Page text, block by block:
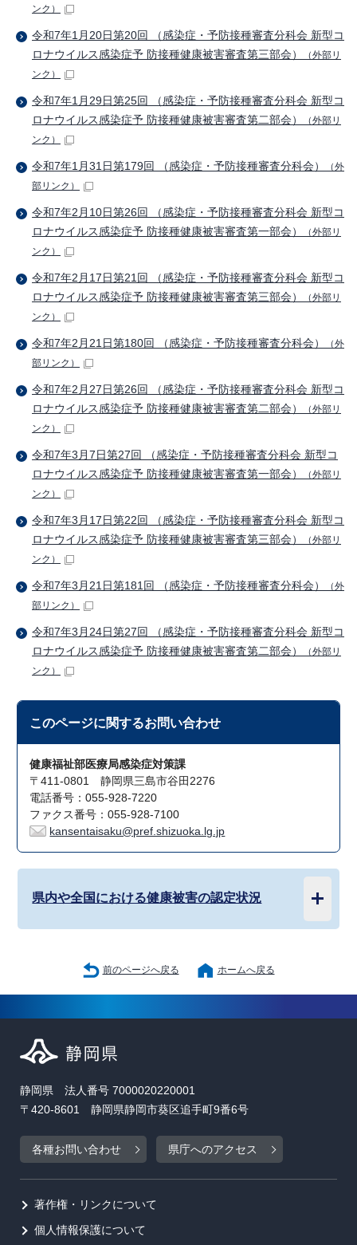
ンク）
令和7年1月20日第20回 （感染症・予防接種審査分科会 新型コ
ロナウイルス感染症予 防接種健康被害審査第三部会）
（外部リ
ンク）
令和7年1月29日第25回 （感染症・予防接種審査分科会 新型コ
ロナウイルス感染症予 防接種健康被害審査第二部会）
（外部リ
ンク）
令和7年1月31日第179回 （感染症・予防接種審査分科会）
（外
部リンク）
令和7年2月10日第26回 （感染症・予防接種審査分科会 新型コ
ロナウイルス感染症予 防接種健康被害審査第一部会）
（外部リ
ンク）
令和7年2月17日第21回 （感染症・予防接種審査分科会 新型コ
ロナウイルス感染症予 防接種健康被害審査第三部会）
（外部リ
ンク）
令和7年2月21日第180回 （感染症・予防接種審査分科会）
（外
部リンク）
令和7年2月27日第26回 （感染症・予防接種審査分科会 新型コ
ロナウイルス感染症予 防接種健康被害審査第二部会）
（外部リ
ンク）
令和7年3月7日第27回 （感染症・予防接種審査分科会 新型コ
ロナウイルス感染症予 防接種健康被害審査第一部会）
（外部リ
ンク）
令和7年3月17日第22回 （感染症・予防接種審査分科会 新型コ
ロナウイルス感染症予 防接種健康被害審査第三部会）
（外部リ
ンク）
令和7年3月21日第181回 （感染症・予防接種審査分科会）
（外
部リンク）
令和7年3月24日第27回 （感染症・予防接種審査分科会 新型コ
ロナウイルス感染症予 防接種健康被害審査第二部会）
（外部リ
ンク）
このページに関するお問い合わせ
健康福祉部医療局感染症対策課
〒411-0801 静岡県三島市谷田2276
電話番号：055-928-7220
ファクス番号：055-928-7100
kansentaisaku@pref.shizuoka.lg.jp
県内や全国における健康被害の認定状況
前のページへ戻る ホームへ戻る
静岡県 法人番号 7000020220001
〒420-8601 静岡県静岡市葵区追手町9番6号
各種お問い合わせ 県庁へのアクセス
著作権・リンクについて
個人情報保護について